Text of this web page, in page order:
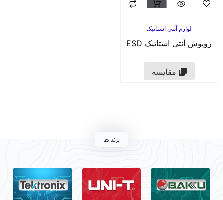
لوازم آنتی استاتیک
روپوش آنتی استاتیک ESD
مقایسه
برند ها